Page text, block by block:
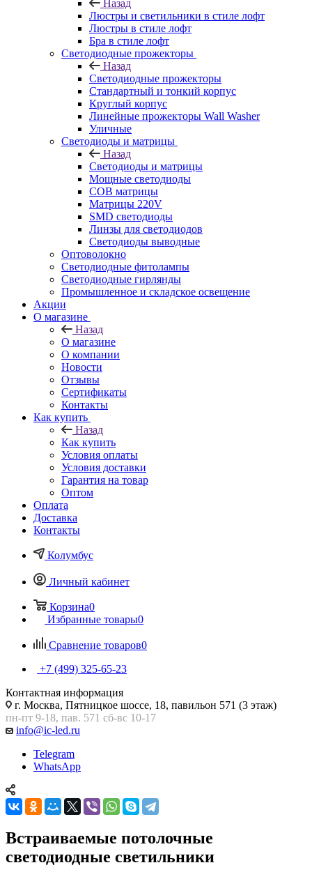
Назад
Люстры и светильники в стиле лофт
Люстры в стиле лофт
Бра в стиле лофт
Светодиодные прожекторы
Назад
Светодиодные прожекторы
Стандартный и тонкий корпус
Круглый корпус
Линейные прожекторы Wall Washer
Уличные
Светодиоды и матрицы
Назад
Светодиоды и матрицы
Мощные светодиоды
COB матрицы
Матрицы 220V
SMD светодиоды
Линзы для светодиодов
Светодиоды выводные
Оптоволокно
Светодиодные фитолампы
Светодиодные гирлянды
Промышленное и складское освещение
Акции
О магазине
Назад
О магазине
О компании
Новости
Отзывы
Сертификаты
Контакты
Как купить
Назад
Как купить
Условия оплаты
Условия доставки
Гарантия на товар
Оптом
Оплата
Доставка
Контакты
Колумбус
Личный кабинет
Корзина0
Избранные товары0
Сравнение товаров0
+7 (499) 325-65-23
Контактная информация
г. Москва, Пятницкое шоссе, 18, павильон 571 (3 этаж)
пн-пт 9-18, пав. 571 сб-вс 10-17
info@ic-led.ru
Telegram
WhatsApp
Встраиваемые потолочные
светодиодные светильники